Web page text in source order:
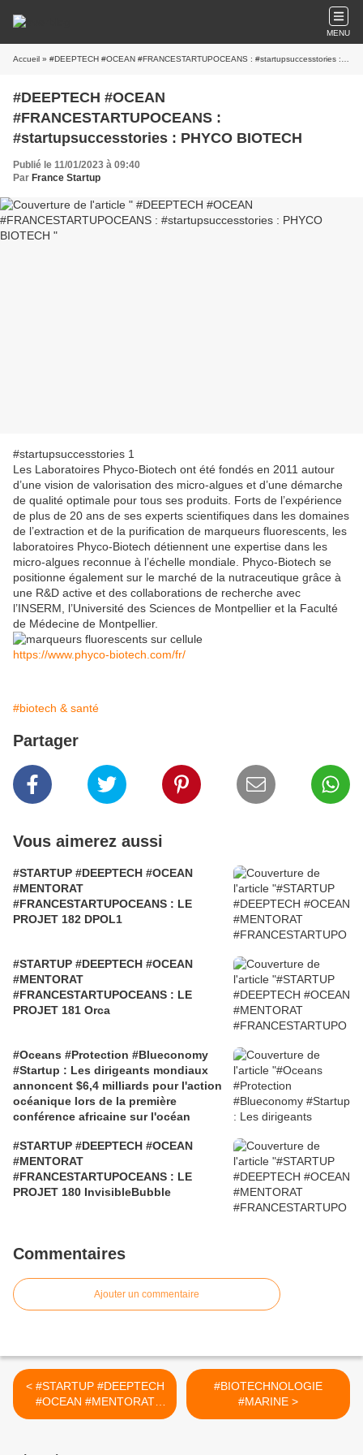
MENU
Accueil » #DEEPTECH #OCEAN #FRANCESTARTUPOCEANS : #startupsuccesstories : PHYCO BIOTECH
#DEEPTECH #OCEAN
#FRANCESTARTUPOCEANS :
#startupsuccesstories : PHYCO BIOTECH
Publié le 11/01/2023 à 09:40
Par France Startup
#startupsuccesstories 1
Les Laboratoires Phyco-Biotech ont été fondés en 2011 autour
d’une vision de valorisation des micro-algues et d’une démarche
de qualité optimale pour tous ses produits. Forts de l’expérience
de plus de 20 ans de ses experts scientifiques dans les domaines
de l’extraction et de la purification de marqueurs fluorescents, les
laboratoires Phyco-Biotech détiennent une expertise dans les
micro-algues reconnue à l’échelle mondiale. Phyco-Biotech se
positionne également sur le marché de la nutraceutique grâce à
une R&D active et des collaborations de recherche avec
l’INSERM, l’Université des Sciences de Montpellier et la Faculté
de Médecine de Montpellier.
https://www.phyco-biotech.com/fr/
#biotech & santé
Partager
Vous aimerez aussi
#STARTUP #DEEPTECH #OCEAN
#MENTORAT
#FRANCESTARTUPOCEANS : LE
PROJET 182 DPOL1
#STARTUP #DEEPTECH #OCEAN
#MENTORAT
#FRANCESTARTUPOCEANS : LE
PROJET 181 Orca
#Oceans #Protection #Blueconomy
#Startup : Les dirigeants mondiaux
annoncent $6,4 milliards pour l'action
océanique lors de la première
conférence africaine sur l'océan
#STARTUP #DEEPTECH #OCEAN
#MENTORAT
#FRANCESTARTUPOCEANS : LE
PROJET 180 InvisibleBubble
Commentaires
Ajouter un commentaire
< #STARTUP #DEEPTECH
#OCEAN #MENTORAT
#FRANCESTARTUPOCEAN
#BIOTECHNOLOGIE
#MARINE >